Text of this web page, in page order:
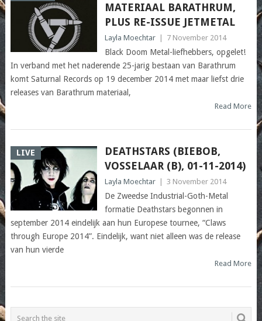
MATERIAAL BARATHRUM,
PLUS RE-ISSUE JETMETAL
Layla Moechtar 7 November 2014
Black Doom Metal-liefhebbers, opgelet!
In verband met het naderende 25-jarig bestaan van Barathrum
komt Saturnal Records op 19 december 2014 met maar liefst drie
releases van Barathrum materiaal,
Read More
LIVE
DEATHSTARS (BIEBOB,
VOSSELAAR (B), 01-11-2014)
Layla Moechtar 3 November 2014
De Zweedse Industrial-Goth-Metal
formatie Deathstars begonnen in
september 2014 eindelijk aan hun Europese tournee, “Claws
through Europe 2014”. Eindelijk, want niet alleen was de release
van hun vierde
Read More